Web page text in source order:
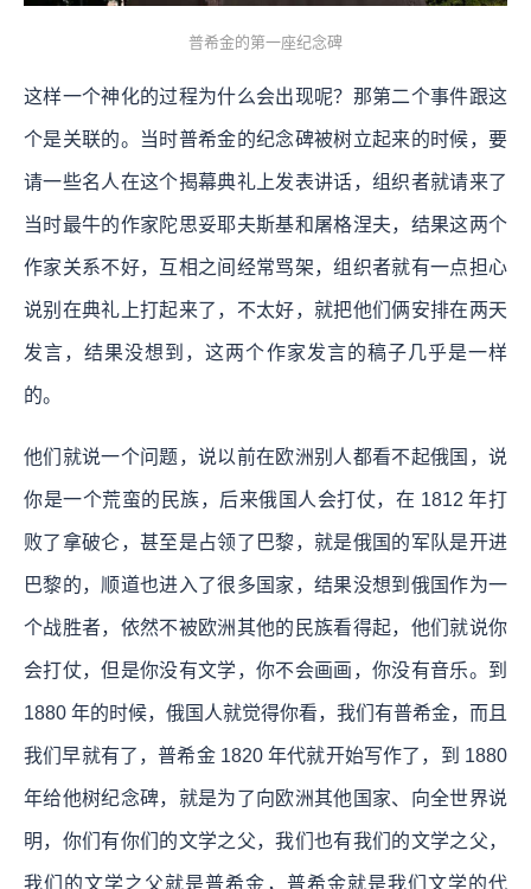
普希金的第一座纪念碑
这样一个神化的过程为什么会出现呢？那第二个事件跟这
个是关联的。当时普希金的纪念碑被树立起来的时候，要
请一些名人在这个揭幕典礼上发表讲话，组织者就请来了
当时最牛的作家陀思妥耶夫斯基和屠格涅夫，结果这两个
作家关系不好，互相之间经常骂架，组织者就有一点担心
说别在典礼上打起来了，不太好，就把他们俩安排在两天
发言，结果没想到，这两个作家发言的稿子几乎是一样
的。
他们就说一个问题，说以前在欧洲别人都看不起俄国，说
你是一个荒蛮的民族，后来俄国人会打仗，在 1812 年打
败了拿破仑，甚至是占领了巴黎，就是俄国的军队是开进
巴黎的，顺道也进入了很多国家，结果没想到俄国作为一
个战胜者，依然不被欧洲其他的民族看得起，他们就说你
会打仗，但是你没有文学，你不会画画，你没有音乐。到
1880 年的时候，俄国人就觉得你看，我们有普希金，而且
我们早就有了，普希金 1820 年代就开始写作了，到 1880
年给他树纪念碑，就是为了向欧洲其他国家、向全世界说
明，你们有你们的文学之父，我们也有我们的文学之父，
我们的文学之父就是普希金，普希金就是我们文学的代